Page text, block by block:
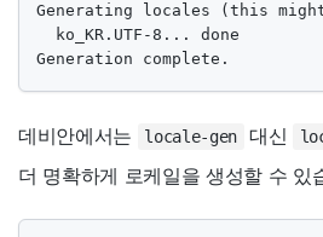
Generating locales (this
  ko_KR.UTF-8... done
Generation complete.
데비안에서는 locale-gen 대신
더 명확하게 로케일을 생성할 수 있